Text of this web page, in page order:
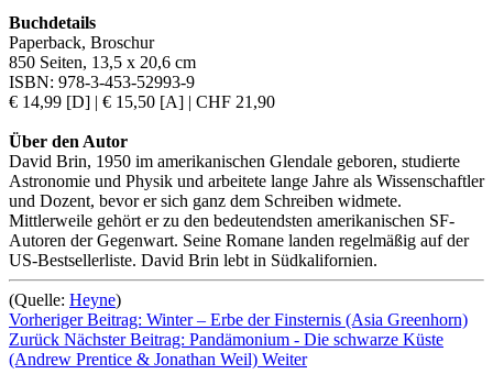
Buchdetails
Paperback, Broschur
850 Seiten, 13,5 x 20,6 cm
ISBN: 978-3-453-52993-9
€ 14,99 [D] | € 15,50 [A] | CHF 21,90
Über den Autor
David Brin, 1950 im amerikanischen Glendale geboren, studierte
Astronomie und Physik und arbeitete lange Jahre als Wissenschaftler
und Dozent, bevor er sich ganz dem Schreiben widmete.
Mittlerweile gehört er zu den bedeutendsten amerikanischen SF-
Autoren der Gegenwart. Seine Romane landen regelmäßig auf der
US-Bestsellerliste. David Brin lebt in Südkalifornien.
(Quelle: Heyne)
Vorheriger Beitrag: Winter – Erbe der Finsternis (Asia Greenhorn)
Zurück Nächster Beitrag: Pandämonium - Die schwarze Küste
(Andrew Prentice & Jonathan Weil) Weiter